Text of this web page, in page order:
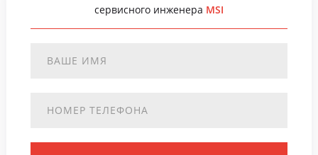
сервисного инженера MSI